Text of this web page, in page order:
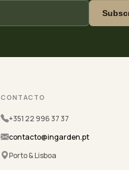
CONTACTO
+351 22 996 37 37
contacto@ingarden.pt
Porto & Lisboa